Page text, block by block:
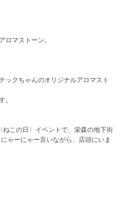
ロマストーン。
ックちゃんのオリジナルアロマスト
。
この日〉イベントで、栄森の地下街
ゃーにゃー言いながら、店頭にいま